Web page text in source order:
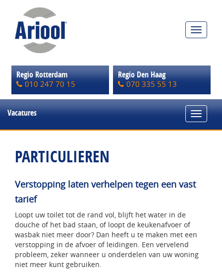
Toggle
Regio Rotterdam
010 247 70 15
Regio Den Haag
070 335 55 13
Vacatures
Toggle
PARTICULIEREN
Verstopping laten verhelpen tegen een vast
tarief
Loopt uw toilet tot de rand vol, blijft het water in de
douche of het bad staan, of loopt de keukenafvoer of
wasbak niet meer door? Dan heeft u te maken met een
verstopping in de afvoer of leidingen. Een vervelend
probleem, zeker wanneer u onderdelen van uw woning
niet meer kunt gebruiken.